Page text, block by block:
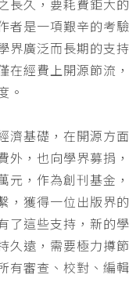
長久，要耗費鉅大
者是一項艱辛的考
界廣泛而長期的支
在經費上開源節流
。
濟基礎，在開源方
外，也向學界募捐
元，作為創刊基金
，獲得一位出版界
了這些支持，新的
久遠，需要極力撙
有審查、校對、編